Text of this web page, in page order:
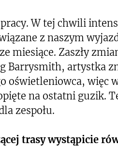
pracy. W tej chwili
z naszym
miesiące. Zaszły
Barrysmith, artystka
oświetleniowca, więc
na ostatni guzik.
zespołu.
trasy wystąpicie